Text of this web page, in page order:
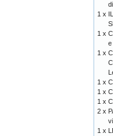
1 x
1 x
e
1 x
1 x
1 x
1 x
2 x
1 x